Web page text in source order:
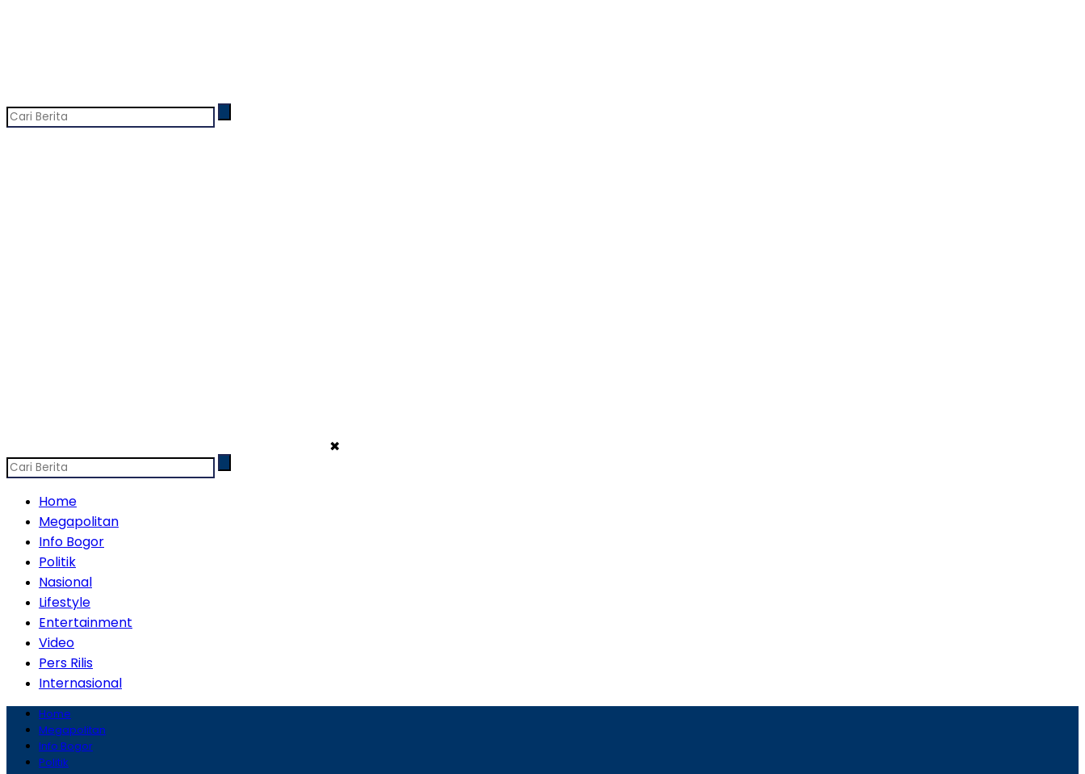
✖
Home
Megapolitan
Info Bogor
Politik
Nasional
Lifestyle
Entertainment
Video
Pers Rilis
Internasional
Home
Megapolitan
Info Bogor
Politik